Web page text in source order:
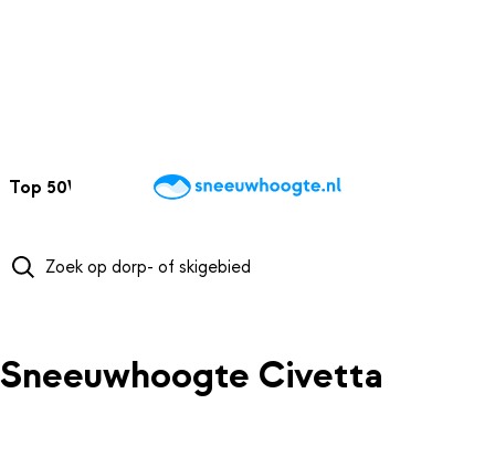
Top 50Webcams WintersportweerKaarten
Sneeuwhoogte Civetta